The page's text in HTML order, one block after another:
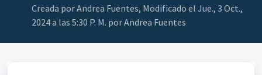
Creada por Andrea Fuentes, Modificado el Jue., 3 Oct.,
2024 a las 5:30 P. M. por Andrea Fuentes